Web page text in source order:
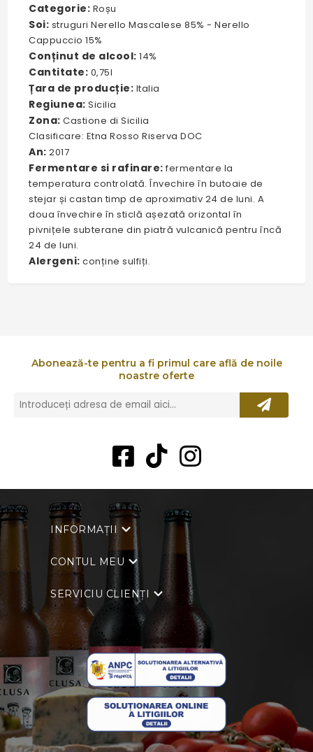
Categorie: Roșu
Soi: struguri Nerello Mascalese 85% - Nerello
Cappuccio 15%
Conținut de alcool: 14%
Cantitate: 0,75l
Țara de producție: Italia
Regiunea: Sicilia
Zona:Castione di Sicilia
Clasificare: Etna Rosso Riserva DOC
An: 2017
Fermentare si rafinare: fermentare la
temperatura controlată. Învechire în butoaie de
stejar și castan timp de aproximativ 24 de luni. A
doua învechire în sticlă așezată orizontal în
pivnițele subterane din piatră vulcanică pentru încă
24 de luni.
Alergeni: conține sulfiți.
Abonează-te pentru a fi primul care află de noile
noastre oferte
INFORMAȚII
CONTUL MEU
SERVICIU CLIENȚI